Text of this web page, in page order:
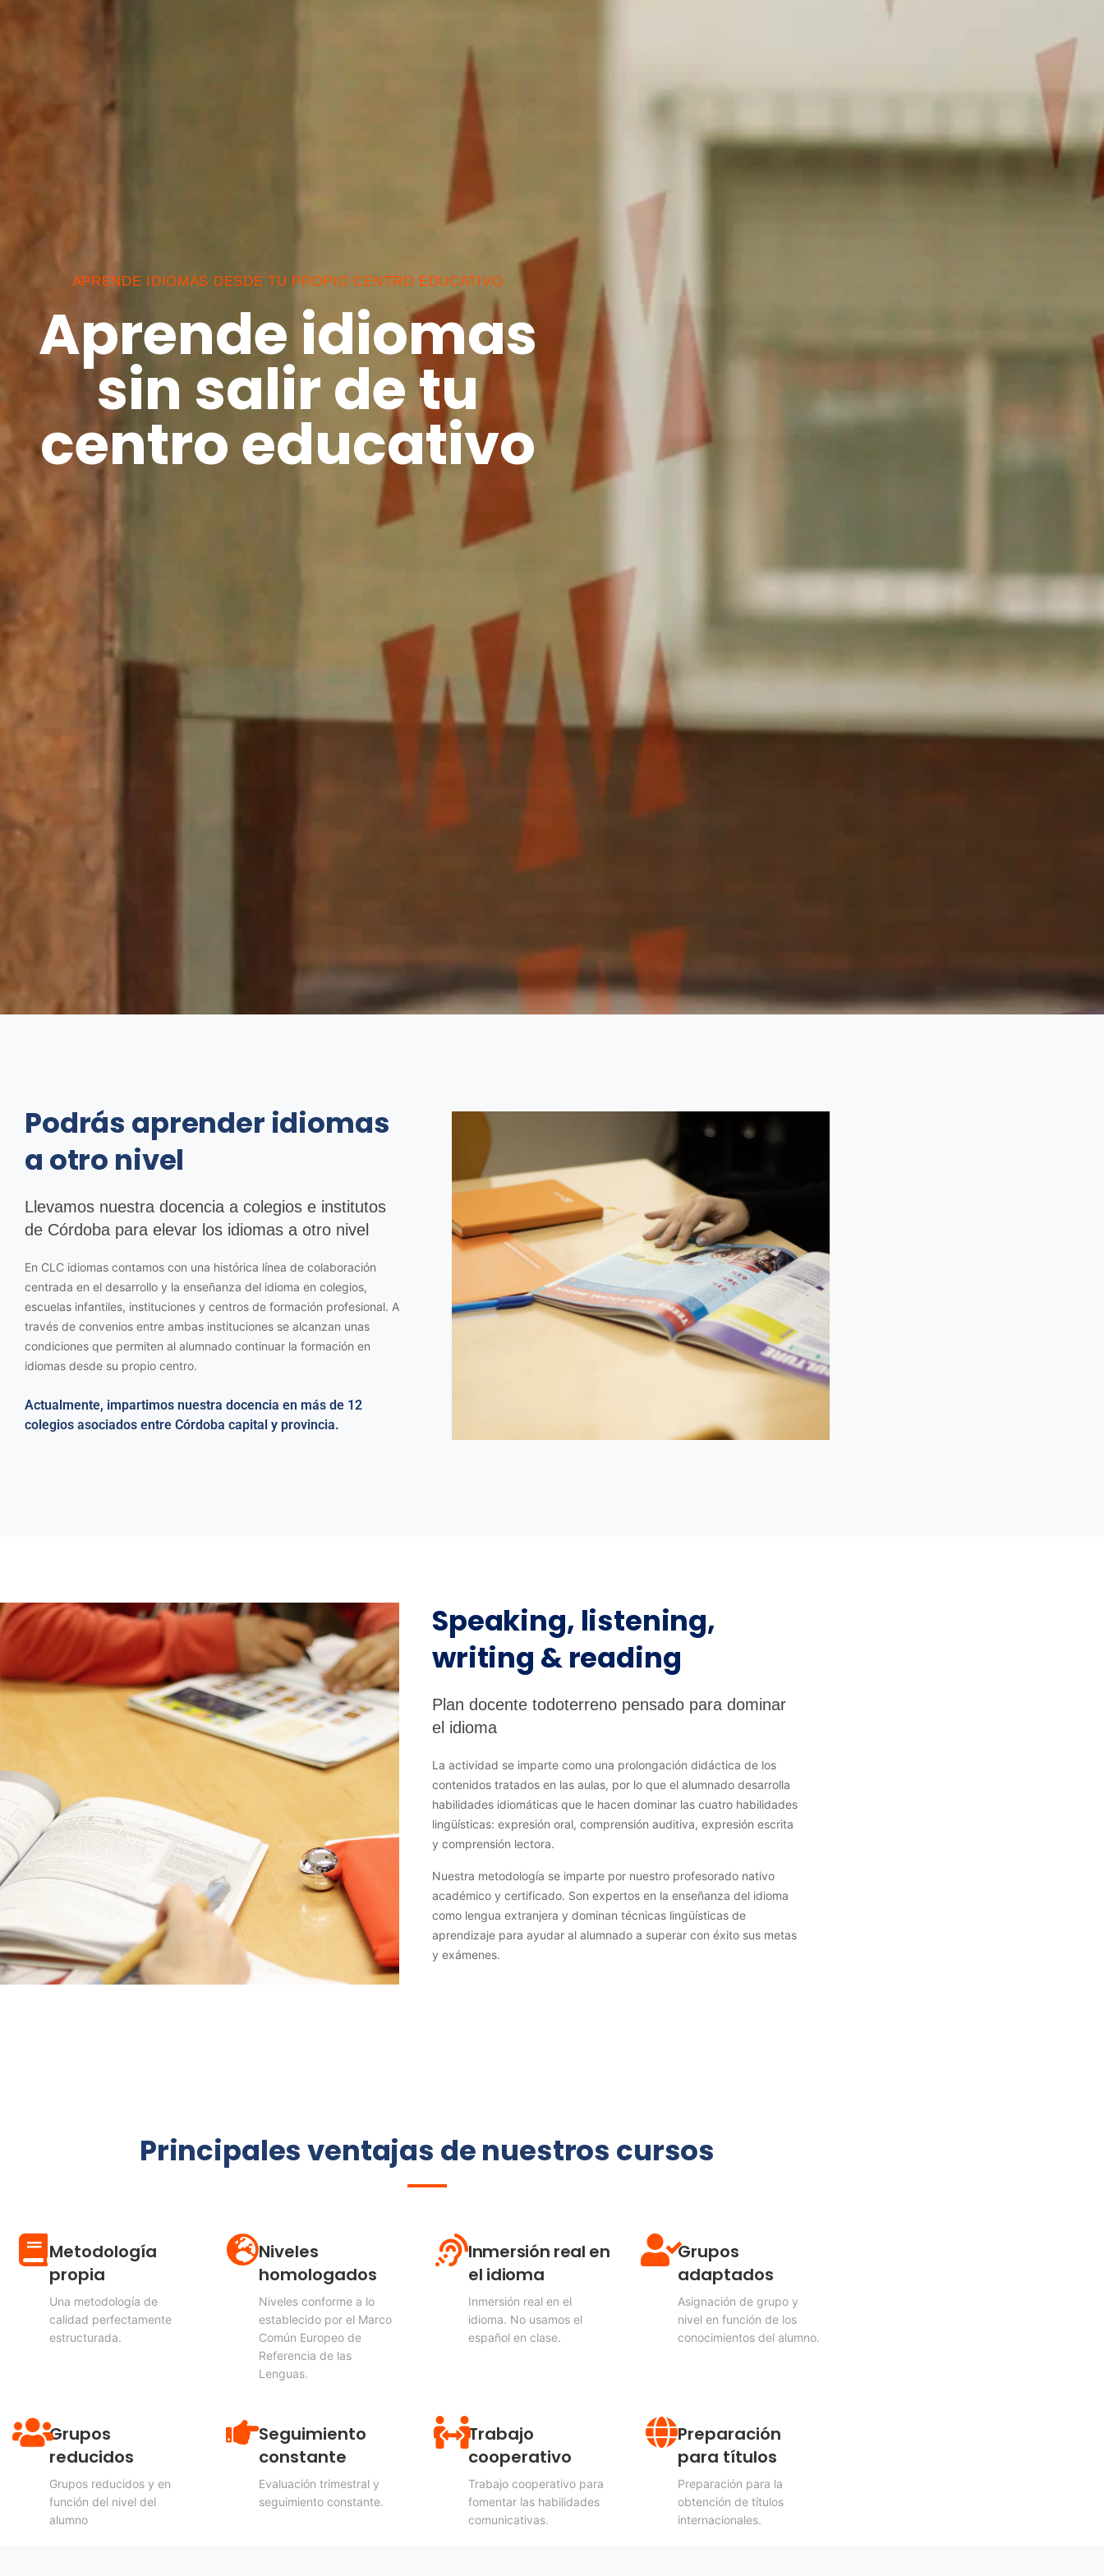
APRENDE IDIOMAS DESDE TU PROPIO CENTRO EDUCATIVO
Aprende idiomas
sin salir de tu
centro educativo
Podrás aprender idiomas
a otro nivel
Llevamos nuestra docencia a colegios e institutos
de Córdoba para elevar los idiomas a otro nivel
En CLC idiomas contamos con una histórica línea de colaboración
centrada en el desarrollo y la enseñanza del idioma en colegios,
escuelas infantiles, instituciones y centros de formación profesional. A
través de convenios entre ambas instituciones se alcanzan unas
condiciones que permiten al alumnado continuar la formación en
idiomas desde su propio centro.
Actualmente, impartimos nuestra docencia en más de 12
colegios asociados entre Córdoba capital y provincia.
Speaking, listening,
writing & reading
Plan docente todoterreno pensado para dominar
el idioma
La actividad se imparte como una prolongación didáctica de los
contenidos tratados en las aulas, por lo que el alumnado desarrolla
habilidades idiomáticas que le hacen dominar las cuatro habilidades
lingüísticas: expresión oral, comprensión auditiva, expresión escrita
y comprensión lectora.
Nuestra metodología se imparte por nuestro profesorado nativo
académico y certificado. Son expertos en la enseñanza del idioma
como lengua extranjera y dominan técnicas lingüísticas de
aprendizaje para ayudar al alumnado a superar con éxito sus metas
y exámenes.
Principales ventajas de nuestros cursos
Metodología
propia
Una metodología de
calidad perfectamente
estructurada.
Niveles
homologados
Niveles conforme a lo
establecido por el Marco
Común Europeo de
Referencia de las
Lenguas.
Inmersión real en
el idioma
Inmersión real en el
idioma. No usamos el
español en clase.
Grupos
adaptados
Asignación de grupo y
nivel en función de los
conocimientos del alumno.
Grupos
reducidos
Grupos reducidos y en
función del nivel del
alumno
Seguimiento
constante
Evaluación trimestral y
seguimiento constante.
Trabajo
cooperativo
Trabajo cooperativo para
fomentar las habilidades
comunicativas.
Preparación
para títulos
Preparación para la
obtención de títulos
internacionales.